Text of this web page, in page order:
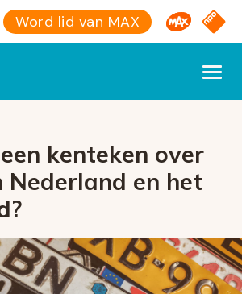
Word lid van MAX Omroep
NPO
kenteken over
Nederland en het